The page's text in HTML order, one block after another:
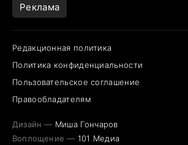
Реклама
Редакционная политика
Политика конфиденциальности
Пользовательское соглашение
Правообладателям
Дизайн — Миша Гончаров
Воплощение — 101 Медиа